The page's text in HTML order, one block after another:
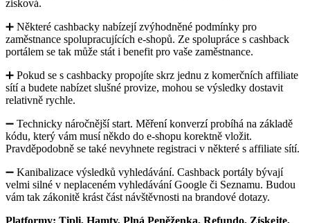
zisková.
➕ Některé cashbacky nabízejí zvýhodněné podmínky pro
zaměstnance spolupracujících e-shopů. Ze spolupráce s cashback
portálem se tak může stát i benefit pro vaše zaměstnance.
➕ Pokud se s cashbacky propojíte skrz jednu z komerčních affiliate
sítí a budete nabízet slušné provize, mohou se výsledky dostavit
relativně rychle.
➖ Technicky náročnější start. Měření konverzí probíhá na základě
kódu, který vám musí někdo do e-shopu korektně vložit.
Pravděpodobně se také nevyhnete registraci v některé s affiliate sítí.
➖ Kanibalizace výsledků vyhledávání. Cashback portály bývají
velmi silné v neplaceném vyhledávání Google či Seznamu. Budou
vám tak zákonitě krást část návštěvnosti na brandové dotazy.